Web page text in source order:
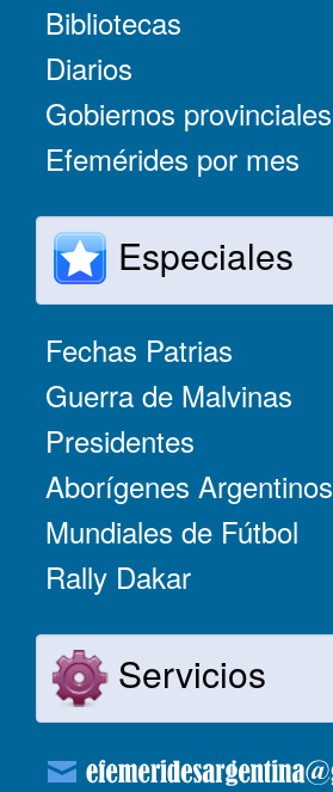
Bibliotecas
Diarios
Gobiernos provinciales
Efemérides por mes
Especiales
Fechas Patrias
Guerra de Malvinas
Presidentes
Aborígenes Argentinos
Mundiales de Fútbol
Rally Dakar
Servicios